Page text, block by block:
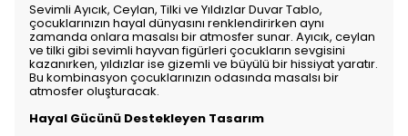
Sevimli Ayıcık, Ceylan, Tilki ve Yıldızlar Duvar Tablo,
çocuklarınızın hayal dünyasını renklendirirken aynı
zamanda onlara masalsı bir atmosfer sunar. Ayıcık, ceylan
ve tilki gibi sevimli hayvan figürleri çocukların sevgisini
kazanırken, yıldızlar ise gizemli ve büyülü bir hissiyat yaratır.
Bu kombinasyon çocuklarınızın odasında masalsı bir
atmosfer oluşturacak.
Hayal Gücünü Destekleyen Tasarım